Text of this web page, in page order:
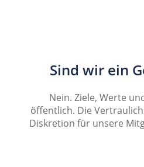
Sind wir ein
Nein. Ziele, Werte
öffentlich. Die
Diskretion für unsere